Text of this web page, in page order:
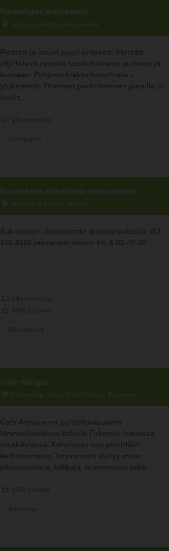
Porolahden koirapuisto
Abraham Wetterintie, Helsinki
Pienten ja isojen puoli erikseen. Metsää
jäljittelevä maasto kaadettuineen puineen ja
kivineen. Pohjana hiekka/sora/hake -
yhdistelmä. Yhteinen portti/eteinen pienille ja
isoille,...
Nurmeksen eläinlääkärivastaanotto
Nurmeksenkatu 11, Nurmes
Aukioloajat: Vastaanotto ajanvarauksella: 013
330 8252 janvaraus arkisin klo 8.00-10.00
Cafe Antique
Fiskarsintie 352 c, 10470 Fiskars, Raasepori
Cafe Antique on pullantuoksuinen
lämminhenkinen kahvila Fiskarsin ihanassa
ruukkikylässä. Kahvilasta saa päivittäin
keittolounasta. Tarjonnasta löytyy myös
pikkusuolaisia, kakkuja, leivonnaisia sekä...